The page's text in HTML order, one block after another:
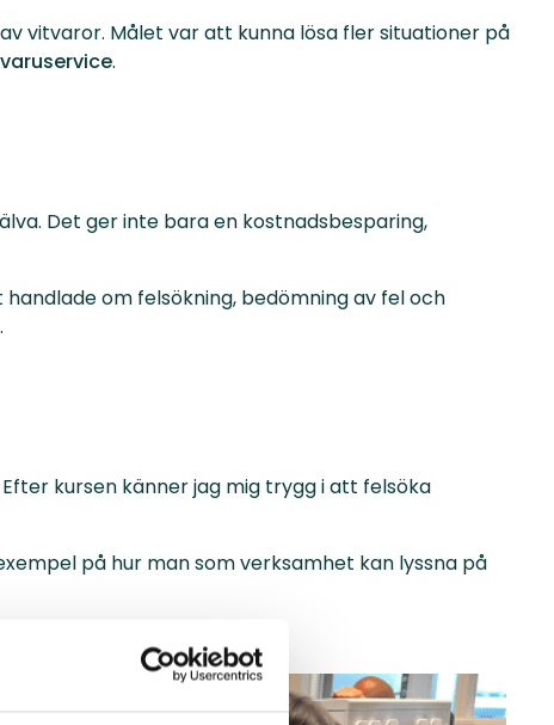
vitvaror. Målet var att kunna lösa fler situationer på
.
Det ger inte bara en kostnadsbesparing,
om felsökning, bedömning av fel och
kursen känner jag mig trygg i att felsöka
på hur man som verksamhet kan lyssna på